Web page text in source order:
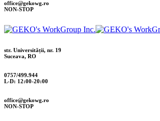
office@gekowg.ro
NON-STOP
str. Universității, nr. 19
Suceava, RO
0757/499.944
L-D: 12:00-20:00
office@gekowg.ro
NON-STOP